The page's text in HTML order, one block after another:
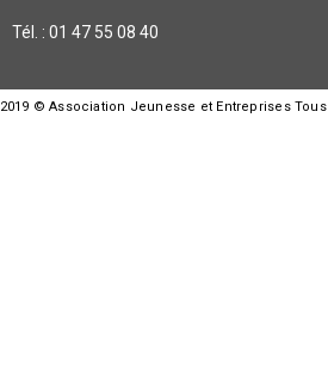
Tél. : 01 47 55 08 40
2019 © Association Jeunesse et Entreprises